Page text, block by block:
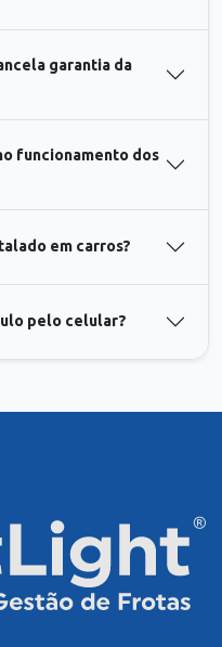
garantia da
funcionamento dos
em carros?
pelo celular?